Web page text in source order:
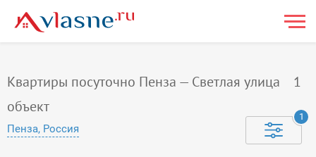
Квартиры посуточно Пенза — Светлая улица
1
объект
Пенза, Россия
1